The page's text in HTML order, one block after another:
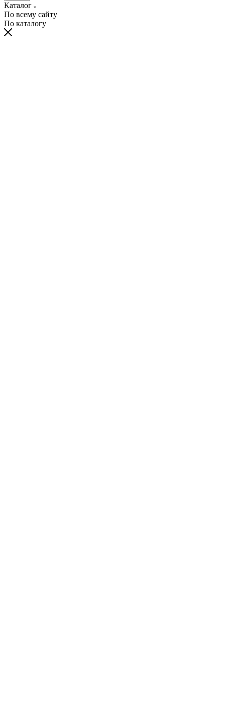
Каталог
По всему сайту
По каталогу